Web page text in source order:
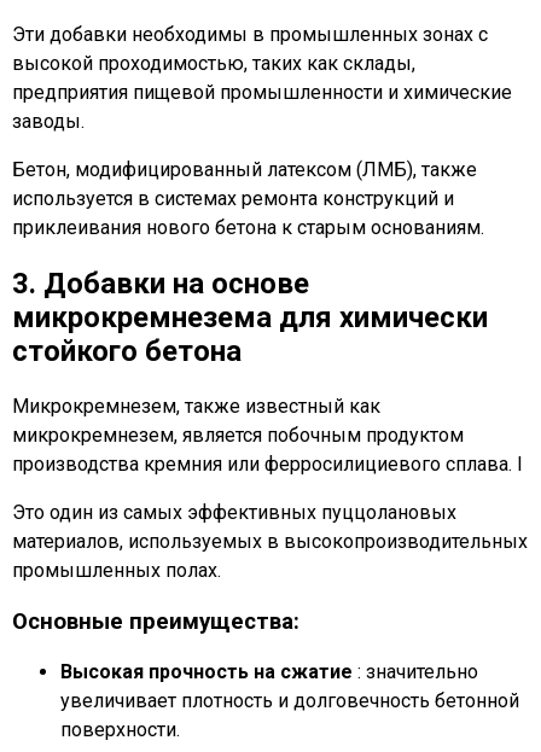
Эти добавки необходимы в промышленных зонах с
высокой проходимостью, таких как склады,
предприятия пищевой промышленности и химические
заводы.
Бетон, модифицированный латексом (ЛМБ), также
используется в системах ремонта конструкций и
приклеивания нового бетона к старым основаниям.
3. Добавки на основе
микрокремнезема для химически
стойкого бетона
Микрокремнезем, также известный как
микрокремнезем, является побочным продуктом
производства кремния или ферросилициевого сплава. I
Это один из самых эффективных пуццолановых
материалов, используемых в высокопроизводительных
промышленных полах.
Основные преимущества:
Высокая прочность на сжатие : значительно
увеличивает плотность и долговечность бетонной
поверхности.